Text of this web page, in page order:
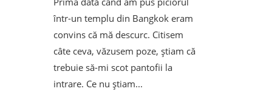
într-un templu din Bangkok eram
convins că mă descurc. Citisem
câte ceva, văzusem poze, știam că
trebuie să-mi scot pantofii la
intrare. Ce nu știam...